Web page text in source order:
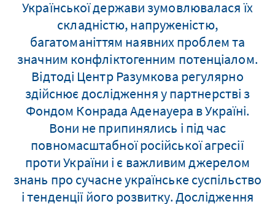
Української держави зумовлювалася їх
складністю, напруженістю,
багатоманіттям наявних проблем та
значним конфліктогенним потенціалом.
Відтоді Центр Разумкова регулярно
здійснює дослідження у партнерстві з
Фондом Конрада Аденауера в Україні.
Вони не припинялись і під час
повномасштабної російської агресії
проти України і є важливим джерелом
знань про сучасне українське суспільство
і тенденції його розвитку. Дослідження